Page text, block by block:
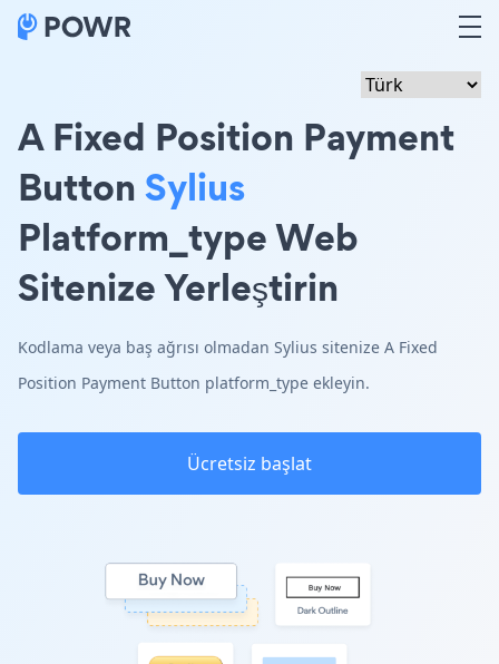
A Fixed Position Payment
ButtonSylius
Platform_type Web
Sitenize Yerleştirin
Kodlama veya baş ağrısı olmadan Sylius sitenize A Fixed
Position Payment Button platform_type ekleyin.
Ücretsiz başlat